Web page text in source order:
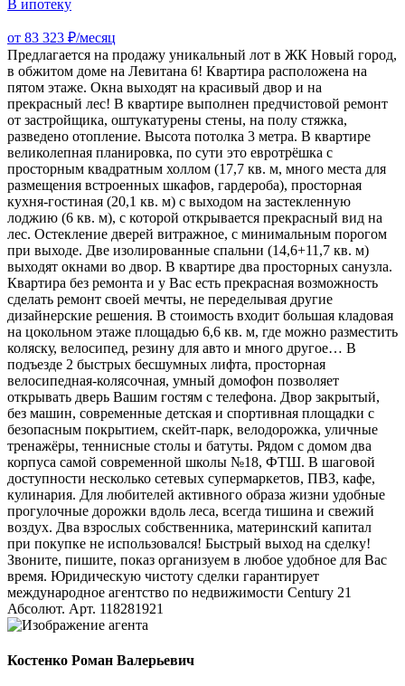
В ипотеку
от 83 323 ₽/месяц
Предлагается на продажу уникальный лот в ЖК Новый город,
в обжитом доме на Левитана 6! Квартира расположена на
пятом этаже. Окна выходят на красивый двор и на
прекрасный лес! В квартире выполнен предчистовой ремонт
от застройщика, оштукатурены стены, на полу стяжка,
разведено отопление. Высота потолка 3 метра. В квартире
великолепная планировка, по сути это евротрёшка с
просторным квадратным холлом (17,7 кв. м, много места для
размещения встроенных шкафов, гардероба), просторная
кухня-гостиная (20,1 кв. м) с выходом на застекленную
лоджию (6 кв. м), с которой открывается прекрасный вид на
лес. Остекление дверей витражное, с минимальным порогом
при выходе. Две изолированные спальни (14,6+11,7 кв. м)
выходят окнами во двор. В квартире два просторных санузла.
Квартира без ремонта и у Вас есть прекрасная возможность
сделать ремонт своей мечты, не переделывая другие
дизайнерские решения. В стоимость входит большая кладовая
на цокольном этаже площадью 6,6 кв. м, где можно разместить
коляску, велосипед, резину для авто и много другое… В
подъезде 2 быстрых бесшумных лифта, просторная
велосипедная-колясочная, умный домофон позволяет
открывать дверь Вашим гостям с телефона. Двор закрытый,
без машин, современные детская и спортивная площадки с
безопасным покрытием, скейт-парк, велодорожка, уличные
тренажёры, теннисные столы и батуты. Рядом с домом два
корпуса самой современной школы №18, ФТШ. В шаговой
доступности несколько сетевых супермаркетов, ПВЗ, кафе,
кулинария. Для любителей активного образа жизни удобные
прогулочные дорожки вдоль леса, всегда тишина и свежий
воздух. Два взрослых собственника, материнский капитал
при покупке не использовался! Быстрый выход на сделку!
Звоните, пишите, показ организуем в любое удобное для Вас
время. Юридическую чистоту сделки гарантирует
международное агентство по недвижимости Сеntury 21
Абсолют. Арт. 118281921
Костенко Роман Валерьевич